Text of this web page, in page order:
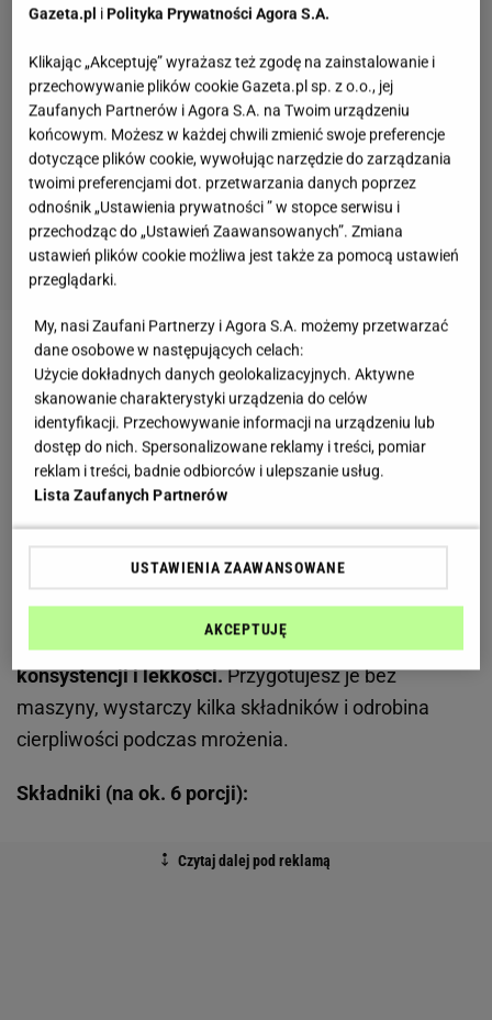
Zobacz wideoPrzepis na domowe lody jogurtowo-
owocowe
Przepis na domowe lody. Naturalnie kwaśne,
kremowe i pełne owocowego smaku
Te lody są idealnym wyborem na upalne dni, kiedy
masz ochotę na coś chłodnego, ale
nieprzesłodzonego.Czarna porzeczka dodaje im
wyrazistości, a jogurt grecki nadaje gładkiej
konsystencji i lekkości.Przygotujesz je bez
maszyny, wystarczy kilka składników i odrobina
cierpliwości podczas mrożenia.
Składniki (na ok. 6 porcji):
Gazeta.pl i Polityka Prywatności Agora S.A.
Klikając „Akceptuję” wyrażasz też zgodę na zainstalowanie i
przechowywanie plików cookie Gazeta.pl sp. z o.o., jej
Zaufanych Partnerów i Agora S.A. na Twoim urządzeniu
końcowym. Możesz w każdej chwili zmienić swoje preferencje
dotyczące plików cookie, wywołując narzędzie do zarządzania
twoimi preferencjami dot. przetwarzania danych poprzez
odnośnik „Ustawienia prywatności ” w stopce serwisu i
przechodząc do „Ustawień Zaawansowanych”. Zmiana
ustawień plików cookie możliwa jest także za pomocą ustawień
przeglądarki.
My, nasi Zaufani Partnerzy i Agora S.A. możemy przetwarzać
dane osobowe w następujących celach:
Użycie dokładnych danych geolokalizacyjnych. Aktywne
skanowanie charakterystyki urządzenia do celów
identyfikacji. Przechowywanie informacji na urządzeniu lub
dostęp do nich. Spersonalizowane reklamy i treści, pomiar
reklam i treści, badnie odbiorców i ulepszanie usług.
Lista Zaufanych Partnerów
USTAWIENIA ZAAWANSOWANE
AKCEPTUJĘ